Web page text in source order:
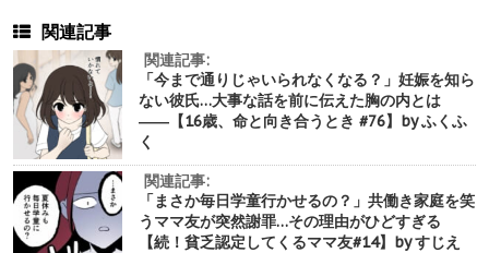
関連記事
関連記事:
「今まで通りじゃいられなくなる？」妊娠を知ら
ない彼氏…大事な話を前に伝えた胸の内とは
――【16歳、命と向き合うとき #76】by ふくふ
く
関連記事:
「まさか毎日学童行かせるの？」共働き家庭を笑
うママ友が突然謝罪…その理由がひどすぎる
【続！貧乏認定してくるママ友#14】by すじえ